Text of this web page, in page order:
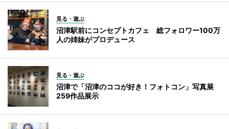
見る・遊ぶ
沼津駅前にコンセプトカフェ 総フォロワー100万
人の姉妹がプロデュース
見る・遊ぶ
沼津で「沼津のココが好き！フォトコン」写真展
259作品展示